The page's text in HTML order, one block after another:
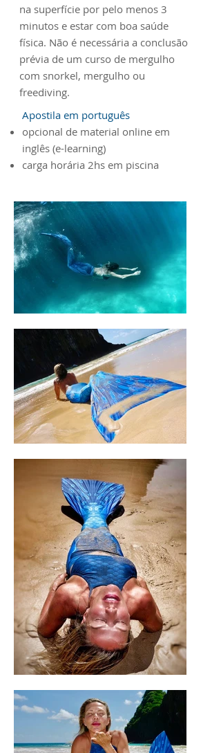
na superfície por pelo menos 3
minutos e estar com boa saúde
física. Não é necessária a conclusão
prévia de um curso de mergulho
com snorkel, mergulho ou
freediving.
Apostila em português
opcional de material online em
inglês (e-learning)
carga horária 2hs em piscina